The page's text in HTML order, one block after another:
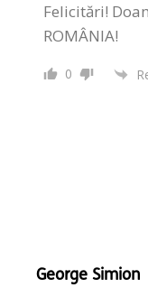
Felicitări!
ROMÂNIA!
0
George Simion